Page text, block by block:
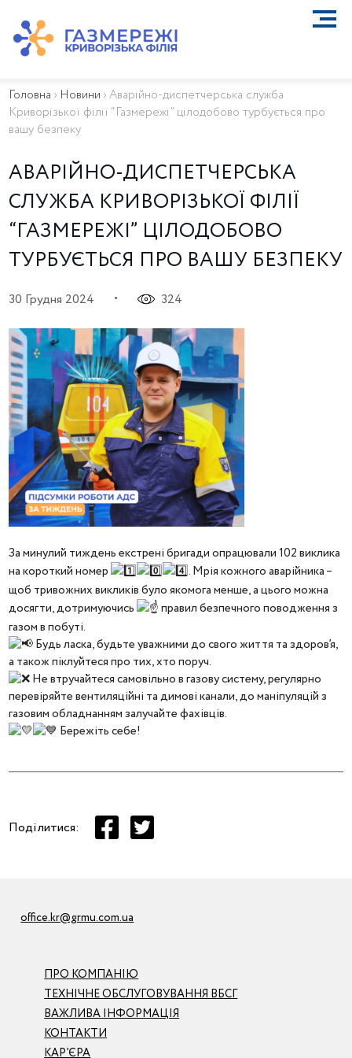
ПРО КОМПАНІЮ
ВАЖЛИВА ІНФОРМАЦІЯ
КОНТАКТИ
ПРИЄДНАННЯ
Біометан
КГУ
ОСОБИСТИЙ КАБІНЕТ
Головна › Новини ›Аварійно-диспетчерська служба
Криворізької філії “Газмережі” цілодобово турбується про
вашу безпеку
АВАРІЙНО-ДИСПЕТЧЕРСЬКА
СЛУЖБА КРИВОРІЗЬКОЇ ФІЛІЇ
“ГАЗМЕРЕЖІ” ЦІЛОДОБОВО
ТУРБУЄТЬСЯ ПРО ВАШУ БЕЗПЕКУ
30 Грудня 2024 • 324
За минулий тиждень екстрені бригади опрацювали 102 виклика
на короткий номер
. Мрія кожного аварійника –
щоб тривожних викликів було якомога менше, а цього можна
досягти, дотримуючись
правил безпечного поводження з
газом в побуті.
Будь ласка, будьте уважними до свого життя та здоров’я,
а також піклуйтеся про тих, хто поруч.
Не втручайтеся самовільно в газову систему, регулярно
перевіряйте вентиляційні та димові канали, до маніпуляцій з
газовим обладнанням залучайте фахівців.
Бережіть себе!
Поділитися:
ПРО КОМПАНІЮ
ТЕХНІЧНЕ ОБСЛУГОВУВАННЯ ВБСГ
ВАЖЛИВА ІНФОРМАЦІЯ
КОНТАКТИ
КАР’ЄРА
office.kr@grmu.com.ua